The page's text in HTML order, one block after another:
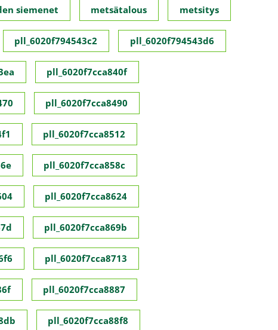
siemenet metsätalous metsitys
pll_6020f794543c2 pll_6020f794543d6
pll_6020f7cca840f
pll_6020f7cca8490
pll_6020f7cca8512
pll_6020f7cca858c
pll_6020f7cca8624
pll_6020f7cca869b
pll_6020f7cca8713
pll_6020f7cca8887
pll_6020f7cca88f8